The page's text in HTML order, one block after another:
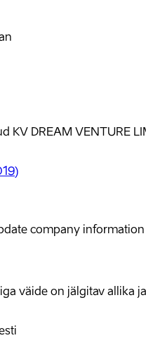
KV DREAM VENTURE
)
company information
väide on jälgitav allika